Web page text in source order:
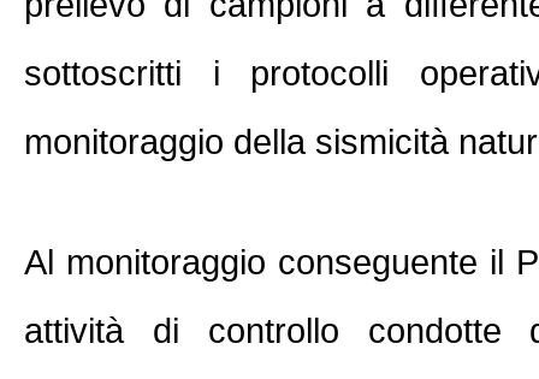
sottoscritti i protocolli
monitoraggio della sismicità
Al monitoraggio conseguente il
attività di controllo condotte